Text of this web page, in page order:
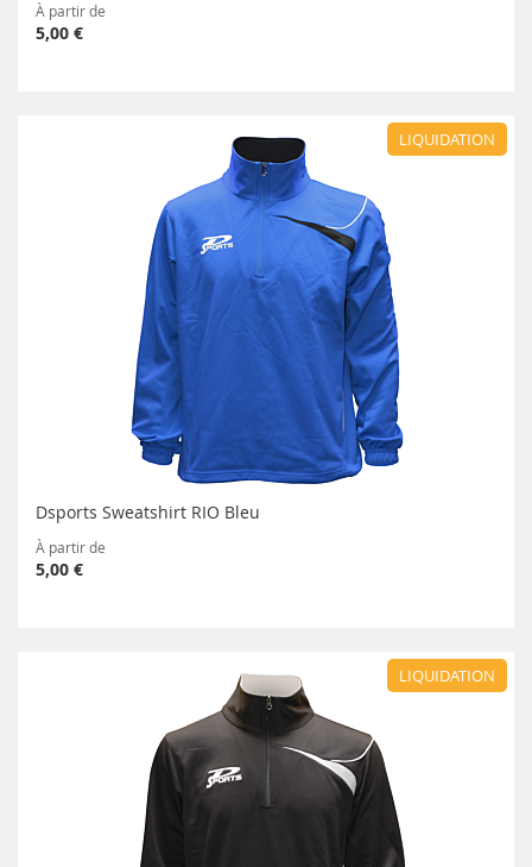
À partir de
5,00 €
LIQUIDATION
Dsports Sweatshirt RIO Bleu
À partir de
5,00 €
LIQUIDATION